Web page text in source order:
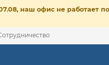
наш офис не работает